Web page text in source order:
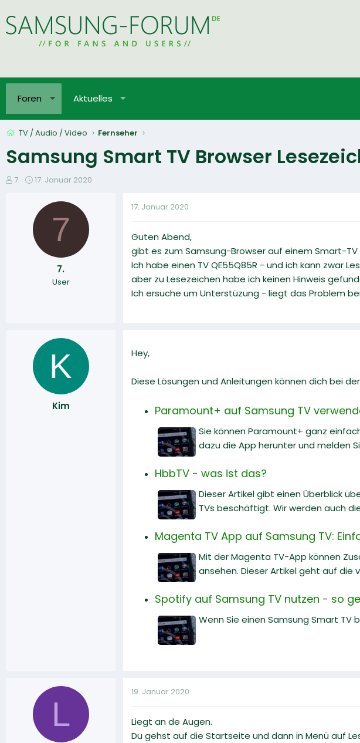
Foren Aktuelles
TV / Audio / Video Fernseher
Samsung Smart TV Browser
E
7.
E
t
l
17. Januar 2020
7
7.
User
17. Januar 2020
Guten Abend,
gibt es zum Samsung-Browser auf einem Smart-TV
Ich habe einen TV QE55Q85R - und ich kann zwar
aber zu Lesezeichen habe ich keinen Hinweis
Ich ersuche um Unterstüzung - liegt das Problem
K
Kim
Hey,
Diese Lösungen und Anleitungen können dich bei
Paramount+ auf Samsung TV
Sie können Paramount+ ganz
dazu die App herunter und melden
HbbTV - was ist das?
Dieser Artikel gibt einen Überblick
TVs beschäftigt. Wir werden auch
Magenta TV App auf Samsung TV:
Mit der Magenta TV-App können
ansehen. Dieser Artikel geht auf
Spotify auf Samsung TV nutzen - so
Wenn Sie einen Samsung Smart TV
L
19. Januar 2020
Liegt an de Augen.
Du gehst auf die Startseite und dann in Menü auf